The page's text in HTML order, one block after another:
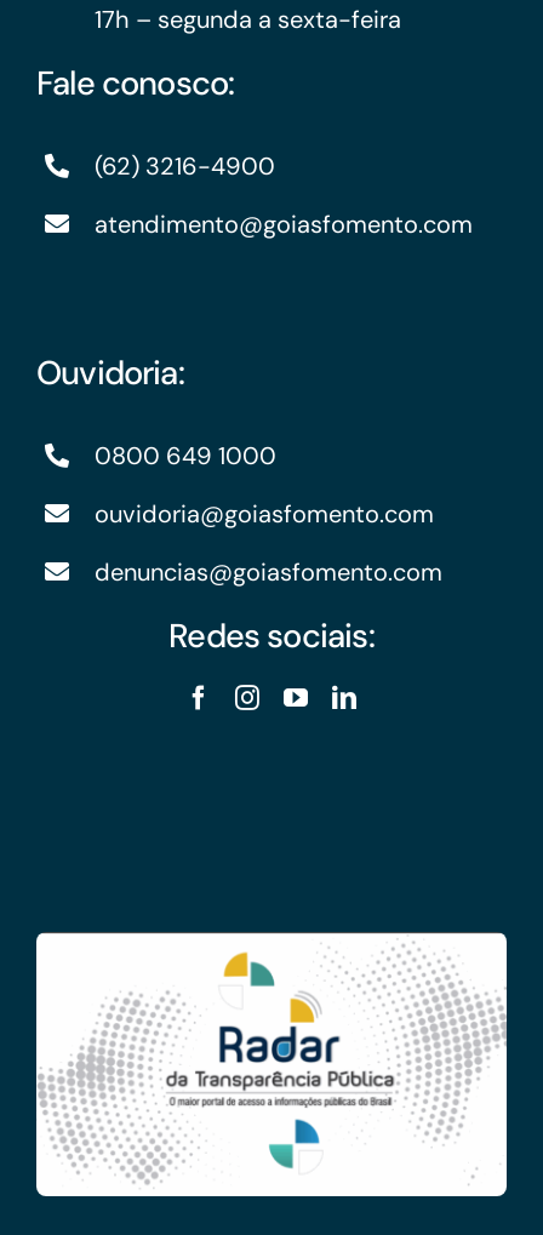
17h – segunda a sexta-feira
Fale conosco:
(62) 3216-4900
atendimento@goiasfomento.com
Ouvidoria:
0800 649 1000
ouvidoria@goiasfomento.com
denuncias@goiasfomento.com
Redes sociais: